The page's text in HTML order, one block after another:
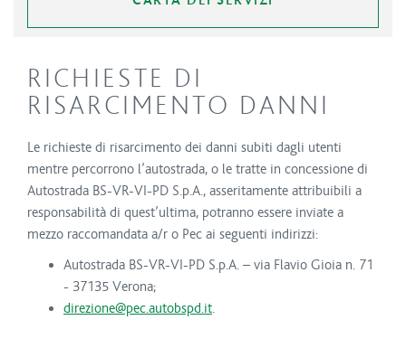
RICHIESTE DI
RISARCIMENTO DANNI
Le richieste di risarcimento dei danni subiti dagli utenti
mentre percorrono l’autostrada, o le tratte in concessione di
Autostrada BS-VR-VI-PD S.p.A., asseritamente attribuibili a
responsabilità di quest’ultima, potranno essere inviate a
mezzo raccomandata a/r o Pec ai seguenti indirizzi:
Autostrada BS-VR-VI-PD S.p.A. – via Flavio Gioia n. 71
- 37135 Verona;
direzione@pec.autobspd.it.